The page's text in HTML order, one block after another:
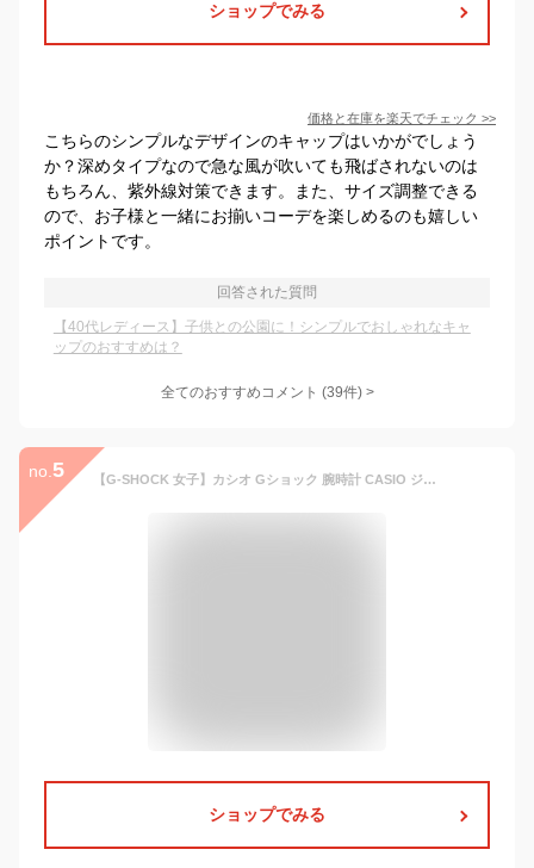
ショップでみる
価格と在庫を楽天でチェック >>
こちらのシンプルなデザインのキャップはいかがでしょう
か？深めタイプなので急な風が吹いても飛ばされないのは
もちろん、紫外線対策できます。また、サイズ調整できる
ので、お子様と一緒にお揃いコーデを楽しめるのも嬉しい
ポイントです。
回答された質問
【40代レディース】子供との公園に！シンプルでおしゃれなキャ
ップのおすすめは？
全てのおすすめコメント (39件) >
no. 5 【G-SHOCK 女子】カシオ Gショック 腕時計 CASIO ジーショック 時計 GSHOCK 2100 カシオーク レディース 女性 向け デジタル ベージュ ローズゴールド 仕事 通勤 通学 オフィス カレンダー 防水 人気 ブランド おすすめ おしゃれ 恋人 彼女 妻 誕生日 プレゼント ギフト
ショップでみる